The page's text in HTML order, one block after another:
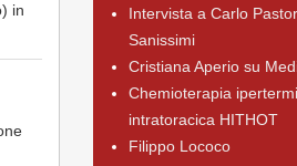
in
Intervista a Carlo
Sanissimi
Cristiana Aperio su
Chemioterapia
intratoracica HITHOT
Filippo Lococo